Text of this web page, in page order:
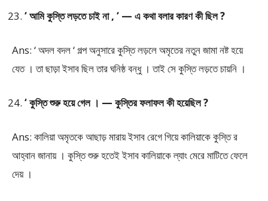
‘ আমি কুস্তি লড়তে চাই না , ‘ — এ কথা বলার কারণ কী ছিল ?
Ans: ‘ অদল বদল ‘ গল্প অনুসারে কুস্তি লড়লে অমৃতের নতুন জামা নষ্ট হয়ে
যেত । তা ছাড়া ইসাব ছিল তার ঘনিষ্ঠ বন্ধু । তাই সে কুস্তি লড়তে চায়নি ।
‘ কুস্তি শুরু হয়ে গেল । — কুস্তির ফলাফল কী হয়েছিল ?
Ans: কালিয়া অমৃতকে আছাড় মারায় ইসাব রেগে গিয়ে কালিয়াকে কুস্তি র
আহ্বান জানায় । কুস্তি শুরু হতেই ইসাব কালিয়াকে ল্যাং মেরে মাটিতে ফেলে
দেয় ।